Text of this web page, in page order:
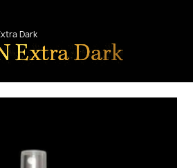
Dark
Extra Dark